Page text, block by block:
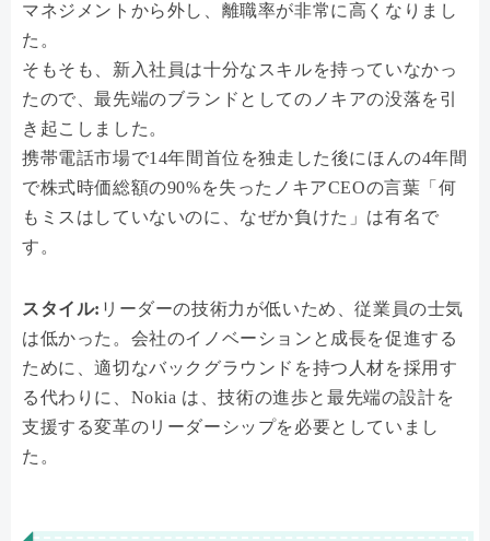
マネジメントから外し、離職率が非常に高くなりまし
た。
そもそも、新入社員は十分なスキルを持っていなかっ
たので、最先端のブランドとしてのノキアの没落を引
き起こしました。
携帯電話市場で14年間首位を独走した後にほんの4年間
で株式時価総額の90%を失ったノキアCEOの言葉「何
もミスはしていないのに、なぜか負けた」は有名で
す。
スタイル: リーダーの技術力が低いため、従業員の士気
は低かった。会社のイノベーションと成長を促進する
ために、適切なバックグラウンドを持つ人材を採用す
る代わりに、Nokia は、技術の進歩と最先端の設計を
支援する変革のリーダーシップを必要としていまし
た。